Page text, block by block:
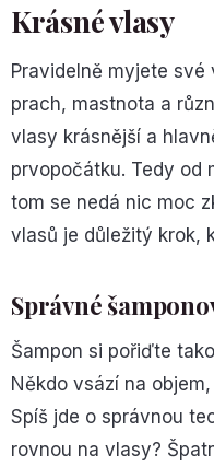
Krásné vlasy
Pravidelně myjete své
prach, mastnota a
vlasy krásnější a
prvopočátku. Tedy od
tom se nedá nic moc
vlasů je důležitý krok,
Správné
Šampon si pořiďte
Někdo vsází na
Spíš jde o správnou
rovnou na vlasy?